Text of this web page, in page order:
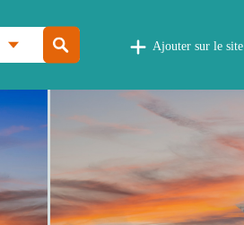
Ajouter sur le site